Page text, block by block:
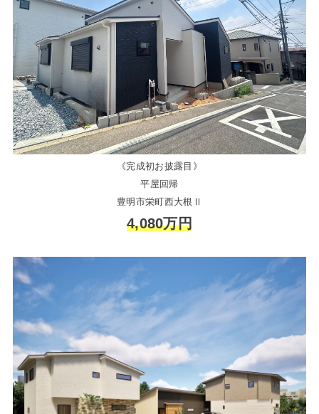
《完成初お披露目》
平屋回帰
豊明市栄町西大根Ⅱ
4,080万円